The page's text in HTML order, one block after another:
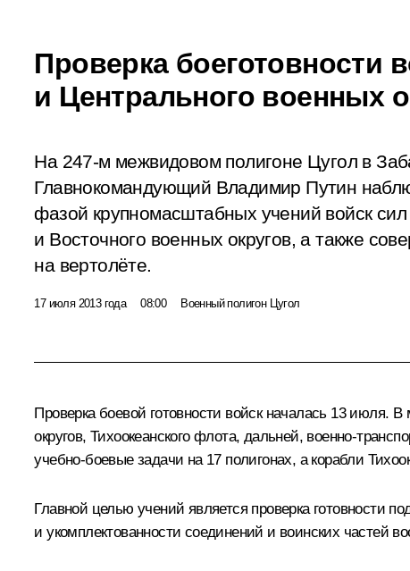
Проверка боеготовности
и Центрального военных
На 247-м межвидовом полигоне Цугол в
Главнокомандующий Владимир Путин
фазой крупномасштабных учений войск
и Восточного военных округов, а также
на вертолёте.
17 июля 2013 года 08:00 Военный полигон Цугол
Проверка боевой готовности войск началась 13 июля.
округов, Тихоокеанского флота, дальней, военно-
учебно-боевые задачи на 17 полигонах, а корабли
Главной целью учений является проверка готовности
и укомплектованности соединений и воинских частей